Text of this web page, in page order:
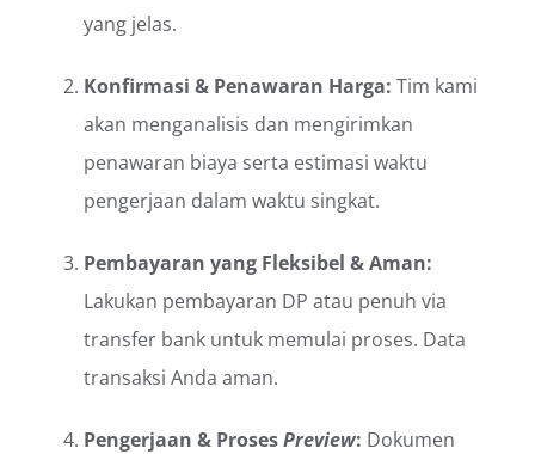
yang jelas.
Konfirmasi & Penawaran Harga: Tim kami
akan menganalisis dan mengirimkan
penawaran biaya serta estimasi waktu
pengerjaan dalam waktu singkat.
Pembayaran yang Fleksibel & Aman:
Lakukan pembayaran DP atau penuh via
transfer bank untuk memulai proses. Data
transaksi Anda aman.
Pengerjaan & ProsesPreview: Dokumen